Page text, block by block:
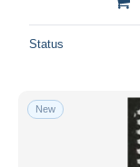
Status
New